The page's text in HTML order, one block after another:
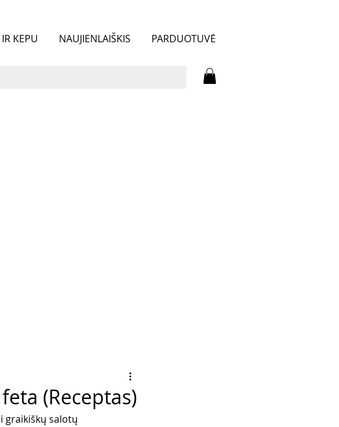
KEPU NAUJIENLAIŠKIS PARDUOTUVĖ
(Receptas)
graikiškų salotų